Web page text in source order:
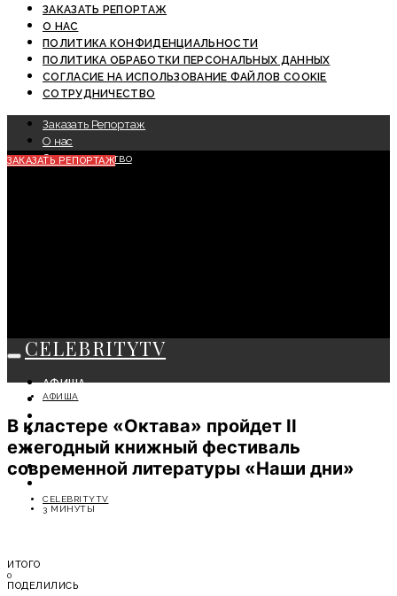
ЗАКАЗАТЬ РЕПОРТАЖ
О НАС
ПОЛИТИКА КОНФИДЕНЦИАЛЬНОСТИ
ПОЛИТИКА ОБРАБОТКИ ПЕРСОНАЛЬНЫХ ДАННЫХ
СОГЛАСИЕ НА ИСПОЛЬЗОВАНИЕ ФАЙЛОВ COOKIE
СОТРУДНИЧЕСТВО
Заказать Репортаж
О нас
Сотрудничество
ЗАКАЗАТЬ РЕПОРТАЖ
CELEBRITYTV
АФИША
СОБЫТИЯ
МОДА
ЛИЧНОСТЬ
ОТДЫХ
АФИША
В кластере «Октава» пройдет II
ежегодный книжный фестиваль
современной литературы «Наши дни»
CELEBRITYTV
3 МИНУТЫ
ИТОГО
0
ПОДЕЛИЛИСЬ